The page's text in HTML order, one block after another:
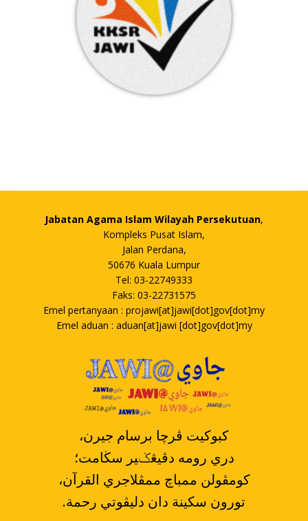
Jabatan Agama Islam Wilayah Persekutuan,
Kompleks Pusat Islam,
Jalan Perdana,
50676 Kuala Lumpur
Tel: 03-22749333
Faks: 03-22731575
Emel pertanyaan : projawi[at]jawi[dot]gov[dot]my
Emel aduan : aduan[at]jawi [dot]gov[dot]my
،کبوکيت ڤرچا برسام جيرن
دري رومه دڤيڠݢير سڬامت؛
،کومڤولن ممباچ ممڤلاجري القرآن
.تورون سکينة دان دليڤوتي رحمة